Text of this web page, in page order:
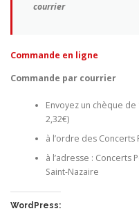
courrier
Commande en ligne
Commande par courrier
Envoyez un chèque de
2,32€)
à l’ordre des Concerts
à l’adresse : Concerts
Saint-Nazaire
WordPress: